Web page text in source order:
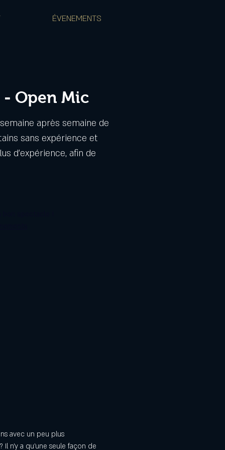
ÉVENEMENTS
- Open Mic
après semaine de
sans expérience et
d'expérience, afin de
avec un peu plus
Il n'y a qu'une seule façon de